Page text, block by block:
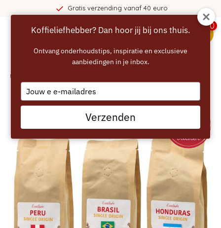
Gratis verzending vanaf 40 euro
0
Home
WARME SMAAKTONEN
Koffieliefhebber? Dan hoor jij bij ons thuis.
Ontvang onderhoudstips, inspiratie en exclusieve
aanbiedingen in je inbox.
Type
your
email
Verzenden